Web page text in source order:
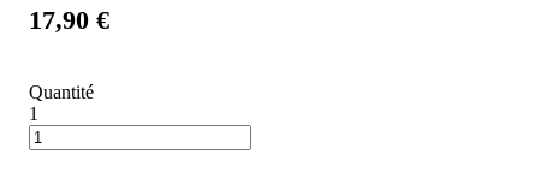
17,90 €
Quantité
1